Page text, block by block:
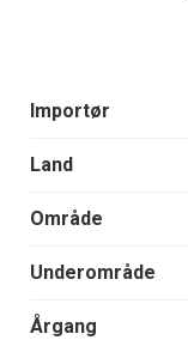
Importør
Land
Område
Underområde
Årgang